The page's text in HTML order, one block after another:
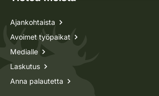
Ajankohtaista
Avoimet työpaikat
Medialle
Laskutus
Anna palautetta